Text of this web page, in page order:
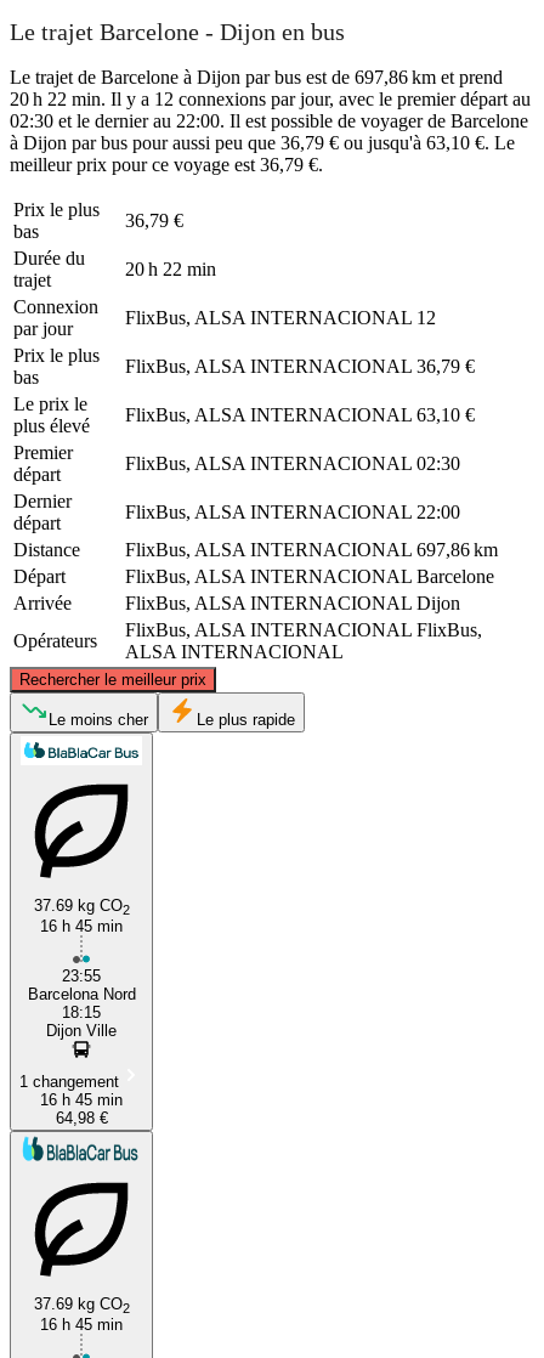
Le trajet Barcelone - Dijon en bus
Le trajet de Barcelone à Dijon par bus est de 697,86 km et prend
20 h 22 min. Il y a 12 connexions par jour, avec le premier départ au
02:30 et le dernier au 22:00. Il est possible de voyager de Barcelone
à Dijon par bus pour aussi peu que 36,79 € ou jusqu'à 63,10 €. Le
meilleur prix pour ce voyage est 36,79 €.
Prix ​​le plus
bas
36,79 €
Durée du
trajet
20 h 22 min
Connexion
par jour
FlixBus, ALSA INTERNACIONAL 12
Prix ​​le plus
bas
FlixBus, ALSA INTERNACIONAL 36,79 €
Le prix le
plus élevé
FlixBus, ALSA INTERNACIONAL 63,10 €
Premier
départ
FlixBus, ALSA INTERNACIONAL 02:30
Dernier
départ
FlixBus, ALSA INTERNACIONAL 22:00
Distance
FlixBus, ALSA INTERNACIONAL 697,86 km
Départ
FlixBus, ALSA INTERNACIONAL Barcelone
Arrivée
FlixBus, ALSA INTERNACIONAL Dijon
Opérateurs
FlixBus, ALSA INTERNACIONAL FlixBus,
ALSA INTERNACIONAL
Rechercher le meilleur prix
©CARTO, ©
Le moins cher Le plus rapide
37.69 kg CO2
16 h 45 min
23:55
Barcelona Nord
18:15
Dijon Ville
1 changement
16 h 45 min
64,98 €
37.69 kg CO2
16 h 45 min